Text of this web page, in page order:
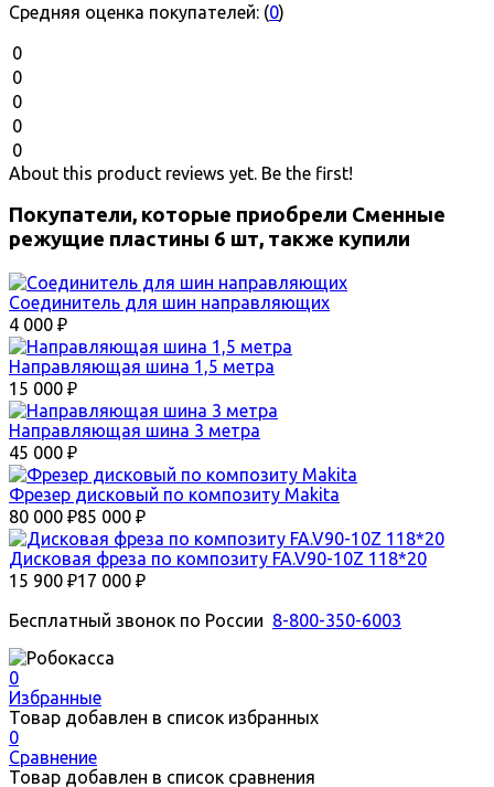
Средняя оценка покупателей: (0)
0
0
0
0
0
About this product reviews yet. Be the first!
Покупатели, которые приобрели Сменные
режущие пластины 6 шт, также купили
Соединитель для шин направляющих
4 000 ₽
Направляющая шина 1,5 метра
15 000 ₽
Направляющая шина 3 метра
45 000 ₽
Фрезер дисковый по композиту Makita
80 000 ₽85 000 ₽
Дисковая фреза по композиту FA.V90-10Z 118*20
15 900 ₽17 000 ₽
Бесплатный звонок по России 8-800-350-6003
0
Избранные
Товар добавлен в список избранных
0
Сравнение
Товар добавлен в список сравнения